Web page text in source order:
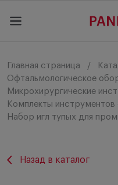
Главная страница
Офтальмологическое
Микрохирургические
Комплекты инструментов
Набор игл тупых для
Назад в каталог